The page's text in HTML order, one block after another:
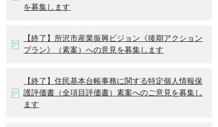
を募集します
【終了】所沢市産業振興ビジョン《後期アクション
プラン》（素案）への意見を募集します
【終了】住民基本台帳事務に関する特定個人情報保
護評価書（全項目評価書）素案へのご意見を募集し
ます